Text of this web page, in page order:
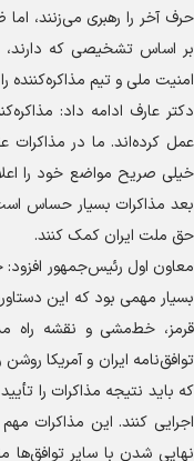
حرف آخر را رهبری می‌زنند،
بر اساس تشخیصی که دارند،
امنیت ملی و تیم مذاکره‌کننده
دکتر عارف ادامه داد:
عمل کرده‌اند. ما در مذاکرات
خیلی صریح مواضع خود را
بعد مذاکرات بسیار حساس
حق ملت ایران کمک کنند.
معاون اول رئیس‌جمهور
بسیار مهمی بود که این
قرمز، خط‌مشی و نقشه راه
توافق‌نامه ایران و آمریکا
که باید نتیجه مذاکرات را
اجرایی کنند. این مذاکرات
نهایی شدن با سایر توافق‌ها